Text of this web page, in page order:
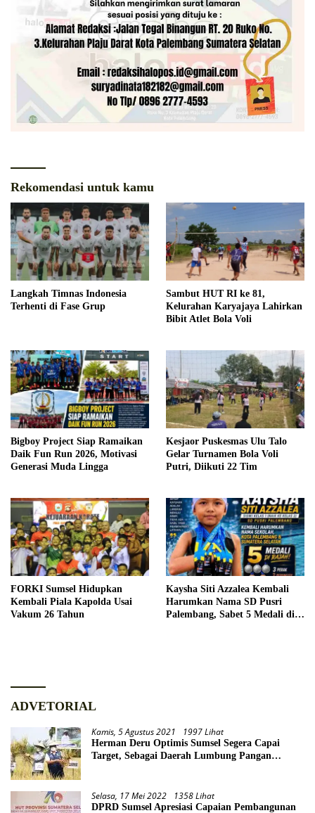
Rekomendasi untuk kamu
Langkah Timnas Indonesia
Terhenti di Fase Grup
Sambut HUT RI ke 81,
Kelurahan Karyajaya Lahirkan
Bibit Atlet Bola Voli
Bigboy Project Siap Ramaikan
Daik Fun Run 2026, Motivasi
Generasi Muda Lingga
Kesjaor Puskesmas Ulu Talo
Gelar Turnamen Bola Voli
Putri, Diikuti 22 Tim
FORKI Sumsel Hidupkan
Kembali Piala Kapolda Usai
Vakum 26 Tahun
Kaysha Siti Azzalea Kembali
Harumkan Nama SD Pusri
Palembang, Sabet 5 Medali di
ADVETORIAL
Kamis, 5 Agustus 2021 1997 Lihat
Herman Deru Optimis Sumsel Segera Capai
Target, Sebagai Daerah Lumbung Pangan
Selasa, 17 Mei 2022 1358 Lihat
DPRD Sumsel Apresiasi Capaian Pembangunan